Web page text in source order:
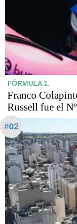
FÓRMULA 1.
Franco
Russell fue el
#02